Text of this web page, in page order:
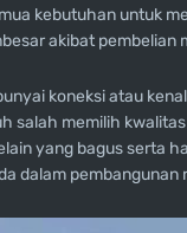
kebutuhan untuk
akibat pembelian
koneksi atau
salah memilih
yang bagus serta
dalam pembangunan